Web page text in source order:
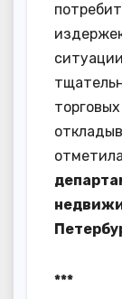
отметила
***